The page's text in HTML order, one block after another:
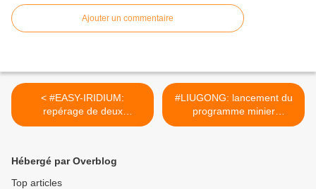
Ajouter un commentaire
< #EASY-IRIDIUM:
repérage de deux
nouveaux camions miniers.
#LIUGONG: lancement du
programme minier
énergétique.
Hébergé par Overblog
Top articles